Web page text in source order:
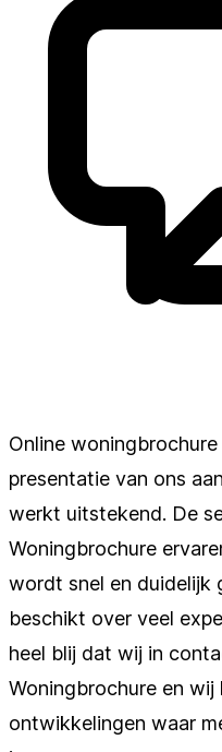
Online
presentatie van ons
werkt uitstekend. De
Woningbrochure
wordt snel en duidelijk
beschikt over veel
heel blij dat wij in
Woningbrochure en
ontwikkelingen waar